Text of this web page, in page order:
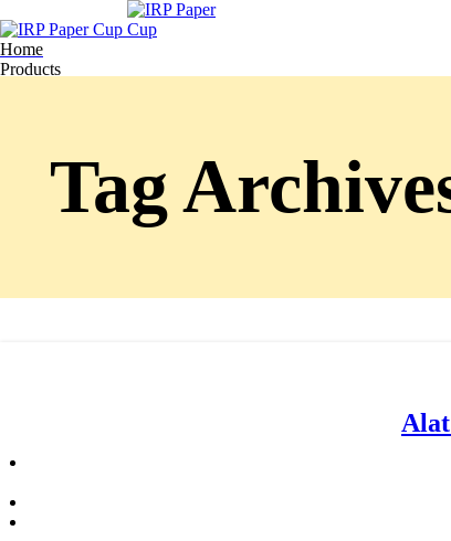
Home
Products
Wish ListTag